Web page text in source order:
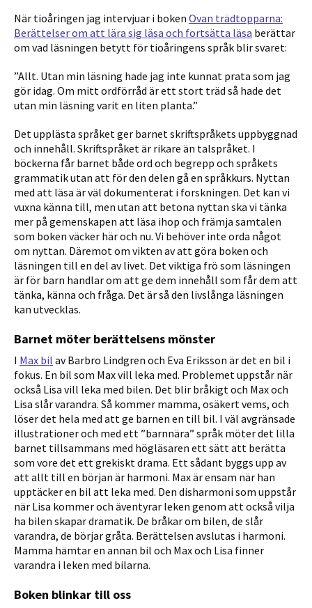
När tioåringen jag intervjuar i boken Ovan trädtopparna:
Berättelser om att lära sig läsa och fortsätta läsa berättar
om vad läsningen betytt för tioåringens språk blir svaret:
”Allt. Utan min läsning hade jag inte kunnat prata som jag
gör idag. Om mitt ordförråd är ett stort träd så hade det
utan min läsning varit en liten planta.”
Det upplästa språket ger barnet skriftspråkets uppbyggnad
och innehåll. Skriftspråket är rikare än talspråket. I
böckerna får barnet både ord och begrepp och språkets
grammatik utan att för den delen gå en språkkurs. Nyttan
med att läsa är väl dokumenterat i forskningen. Det kan vi
vuxna känna till, men utan att betona nyttan ska vi tänka
mer på gemenskapen att läsa ihop och främja samtalen
som boken väcker här och nu. Vi behöver inte orda något
om nyttan. Däremot om vikten av att göra boken och
läsningen till en del av livet. Det viktiga frö som läsningen
är för barn handlar om att ge dem innehåll som får dem att
tänka, känna och fråga. Det är så den livslånga läsningen
kan utvecklas.
Barnet möter berättelsens mönster
I Max bil av Barbro Lindgren och Eva Eriksson är det en bil i
fokus. En bil som Max vill leka med. Problemet uppstår när
också Lisa vill leka med bilen. Det blir bråkigt och Max och
Lisa slår varandra. Så kommer mamma, osäkert vems, och
löser det hela med att ge barnen en till bil. I väl avgränsade
illustrationer och med ett ”barnnära” språk möter det lilla
barnet tillsammans med högläsaren ett sätt att berätta
som vore det ett grekiskt drama. Ett sådant byggs upp av
att allt till en början är harmoni. Max är ensam när han
upptäcker en bil att leka med. Den disharmoni som uppstår
när Lisa kommer och äventyrar leken genom att också vilja
ha bilen skapar dramatik. De bråkar om bilen, de slår
varandra, de börjar gråta. Berättelsen avslutas i harmoni.
Mamma hämtar en annan bil och Max och Lisa finner
varandra i leken med bilarna.
Boken blinkar till oss